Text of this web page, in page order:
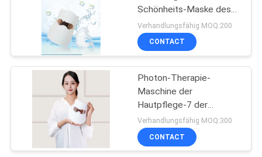
Hals- und
Gesichtsmassager
Schönheits-Maske des
masken-Schönheits-
Haut-Licht-7 Farbe
führte elektrische
Verhandlungsfähig MOQ:200
CONTACT
Photon-Therapie-
Maschine der
Hautpflege-7 der
Farbeled führte Pdt-
Beleuchtungs-
Farbtherapie-Maschine
Verhandlungsfähig MOQ:300
CONTACT